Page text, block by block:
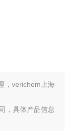
，verichem上海
，具体产品信息